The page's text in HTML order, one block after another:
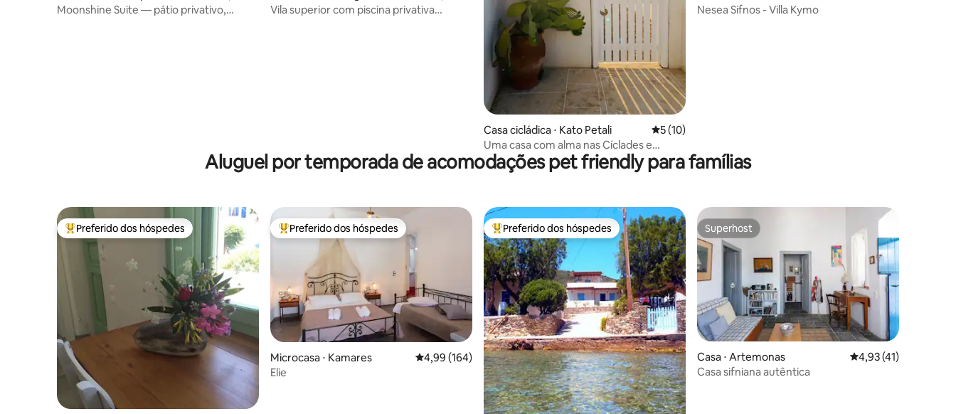
Moonshine Suite — pátio privativo,
Vila superior com piscina privativa
Casa cicládica ⋅ Kato Petali 5 de uma avaliação média de 5, 10 avaliações
5 (10)
Uma casa com alma nas Cíclades e
piscina!
Nesea Sifnos - Villa Kymo
Aluguel por temporada de acomodações pet friendly para famílias
Entre os melhores preferidos dos hóspedes
Preferido dos hóspedes Entre os melhores preferidos dos hóspedes
Preferido dos hóspedes
Microcasa ⋅ Kamares 4,99 de uma avaliação média de 5, 164 avaliações
4,99 (164)
Elie
Entre os melhores preferidos dos hóspedes
Preferido dos hóspedes Superhost
Superhost
Casa ⋅ Artemonas 4,93 de uma
4,93 (41)
Casa sifniana autêntica